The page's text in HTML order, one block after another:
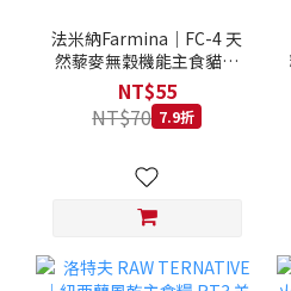
法米納Farmina｜FC-4 天
然藜麥無穀機能主食貓罐
FC-4061 體重管理 羊肉蘆
筍 80G
NT$55
NT$70 7.9折